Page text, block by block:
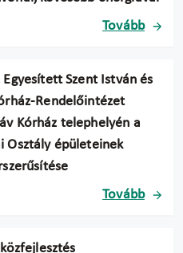
Tovább
Egyesített Szent István és
Rendelőintézet
Kórház telephelyén a
Osztály épületeinek
Tovább